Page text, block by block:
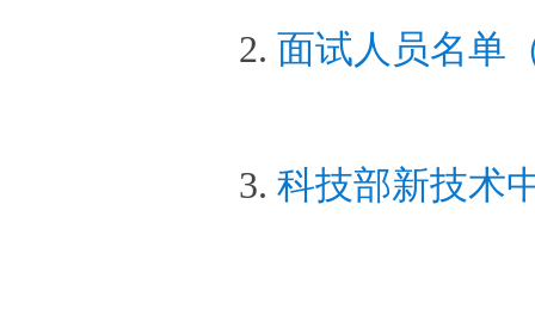
2. 面试人员名单
3. 科技部新技术